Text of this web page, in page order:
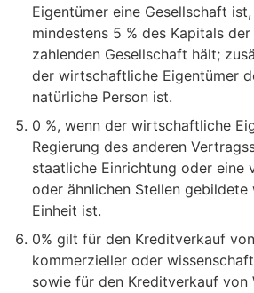
Eigentümer eine Gesellschaft
mindestens 5 % des Kapitals
zahlenden Gesellschaft hält;
der wirtschaftliche Eigentümer
natürliche Person ist.
0 %, wenn der wirtschaftliche
Regierung des anderen
staatliche Einrichtung oder eine
oder ähnlichen Stellen
Einheit ist.
0% gilt für den Kreditverkauf
kommerzieller oder
sowie für den Kreditverkauf von